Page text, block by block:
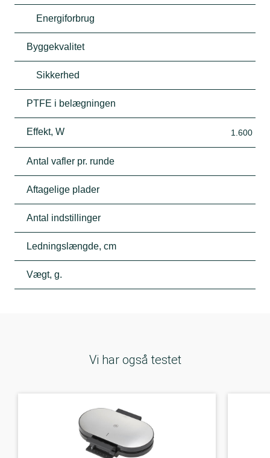
Energiforbrug
Byggekvalitet
Sikkerhed
PTFE i belægningen
Effekt, W 1.600
Antal vafler pr. runde
Aftagelige plader
Antal indstillinger
Ledningslængde, cm
Vægt, g.
Vi har også testet